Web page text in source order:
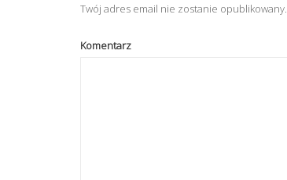
Twój adres email nie zostanie opublikowany.
Komentarz